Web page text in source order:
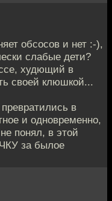
обсосов и нет :-),
слабые дети?
худющий в
своей клюшкой...
в
и одновременно,
понял, в этой
за былое